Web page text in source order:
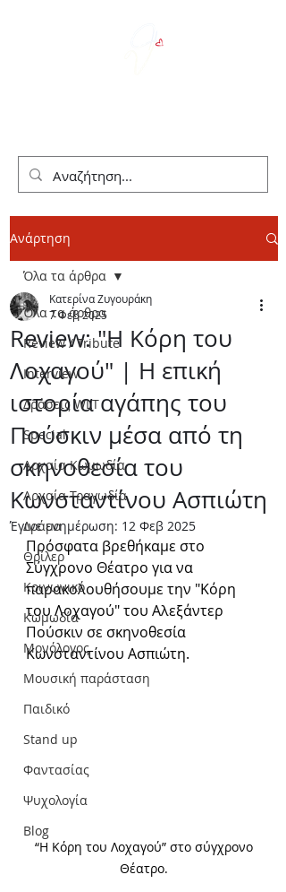
Ανάρτηση
Όλα τα άρθρα
Review / Tribute
Interview
Δράσεις WLT
Special
Αρχαία Κωμωδία
Αρχαία Τραγωδία
Δράμα
Θρίλερ
Κοινωνικό
Κωμωδία
Μονόλογος
Μουσική παράσταση
Παιδικό
Stand up
Φαντασίας
Ψυχολογία
Blog
Όλα τα άρθρα
Review: "Η Κόρη του
Λοχαγού" | Η επική
ιστορία αγάπης του
Πούσκιν μέσα από τη
σκηνοθεσία του
Κωνσταντίνου Ασπιώτη
Κατερίνα Ζυγουράκη
7 Φεβ 2025
Έγινε ενημέρωση: 12 Φεβ 2025
Πρόσφατα βρεθήκαμε στο
Σύγχρονο Θέατρο για να
παρακολουθήσουμε την "Κόρη
του Λοχαγού" του Αλεξάντερ
Πούσκιν σε σκηνοθεσία
Κωνσταντίνου Ασπιώτη.
“Η Κόρη του Λοχαγού” στο σύγχρονο
Θέατρο.